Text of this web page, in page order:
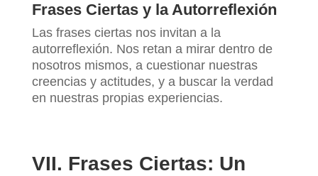
Frases Ciertas y la Autorreflexión
Las frases ciertas nos invitan a la
autorreflexión. Nos retan a mirar dentro de
nosotros mismos, a cuestionar nuestras
creencias y actitudes, y a buscar la verdad
en nuestras propias experiencias.
VII. Frases Ciertas: Un